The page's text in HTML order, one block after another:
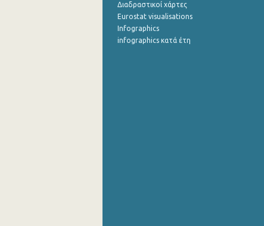
Διαδραστικοί χάρτες
Eurostat visualisations
Infographics
infographics κατά έτη